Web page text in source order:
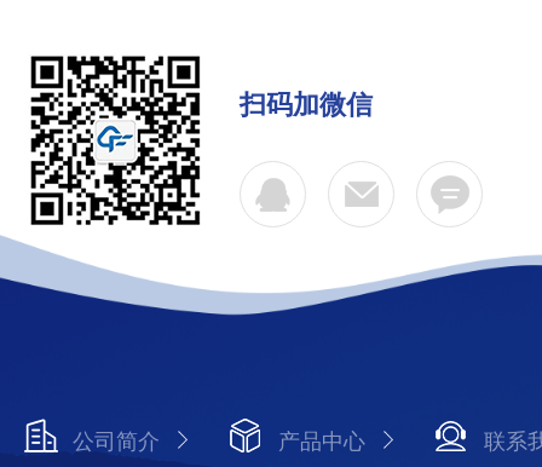
扫码加微信
公司简介 产品中心 联系